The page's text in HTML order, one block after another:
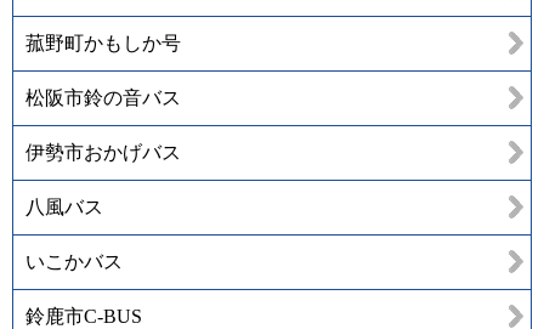
菰野町かもしか号
松阪市鈴の音バス
伊勢市おかげバス
八風バス
いこかバス
鈴鹿市C-BUS